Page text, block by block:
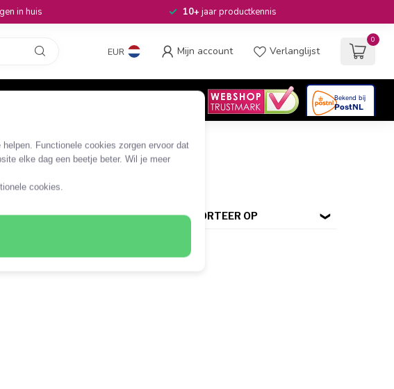
Functionele cookies zorgen ervoor dat
elke dag een beetje beter. Wil je meer
cookies.
in huis 10+jaar productkennis
EUR Mijn account Verlanglijst
0
SORTEER OP